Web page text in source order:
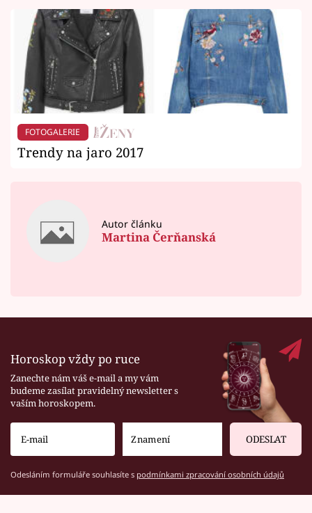
FOTOGALERIE
Trendy na jaro 2017
Autor článku
Martina Čerňanská
Horoskop vždy po ruce
Zanechte nám váš e-mail a my vám
budeme zasílat pravidelný newsletter s
vaším horoskopem.
ODESLAT
Odesláním formuláře souhlasíte s podmínkami zpracování osobních údajů